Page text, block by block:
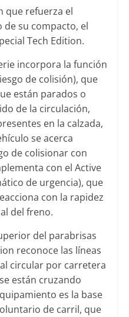
que refuerza el
su compacto, el
Tech Edition.
incorpora la función
de colisión), que
están parados o
de la circulación,
en la calzada,
se acerca
de colisionar con
con el Active
de urgencia), que
con la rapidez
del freno.
del parabrisas
reconoce las líneas
circular por carretera
están cruzando
es la base
de carril, que